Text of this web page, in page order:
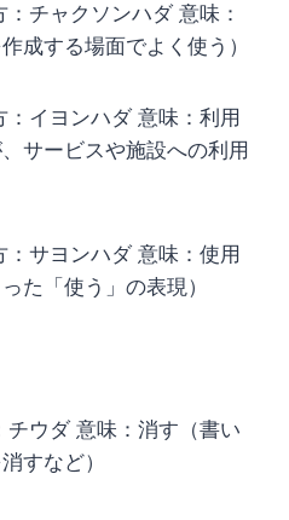
チャクソンハダ 意味：
成する場面でよく使う）
イヨンハダ 意味：利用
サービスや施設への利用
サヨンハダ 意味：使用
た「使う」の表現）
ウダ 意味：消す（書い
すなど）